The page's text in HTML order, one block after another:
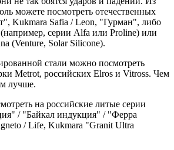
можете посмотреть отечественных
Kukmara Safia / Leon, "Гурман", либо
серии Alfa или Proline) или
(Venture, Solar Silicone).
стали можно посмотреть
Metrot, российских Elros и Vitross. Чем
лучше.
на российские литые серии
/ "Байкал индукция" / "Ферра
/ Life, Kukmara "Granit Ultra